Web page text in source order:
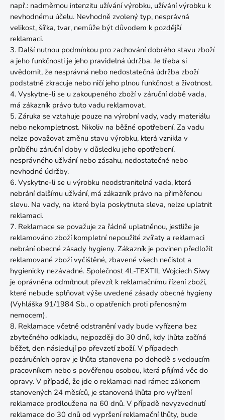
např.: nadměrnou intenzitu užívání výrobku, užívání výrobku k
nevhodnému účelu. Nevhodně zvolený typ, nesprávná
velikost, šířka, tvar, nemůže být důvodem k pozdější
reklamaci.
3. Další nutnou podmínkou pro zachování dobrého stavu zboží
a jeho funkčnosti je jeho pravidelná údržba. Je třeba si
uvědomit, že nesprávná nebo nedostatečná údržba zboží
podstatně zkracuje nebo ničí jeho plnou funkčnost a životnost.
4. Vyskytne-li se u zakoupeného zboží v záruční době vada,
má zákazník právo tuto vadu reklamovat.
5. Záruka se vztahuje pouze na výrobní vady, vady materiálu
nebo nekompletnost. Nikoliv na běžné opotřebení. Za vadu
nelze považovat změnu stavu výrobku, která vznikla v
průběhu záruční doby v důsledku jeho opotřebení,
nesprávného užívání nebo zásahu, nedostatečné nebo
nevhodné údržby.
6. Vyskytne-li se u výrobku neodstranitelná vada, která
nebrání dalšímu užívání, má zákazník právo na přiměřenou
slevu. Na vady, na které byla poskytnuta sleva, nelze uplatnit
reklamaci.
7. Reklamace se považuje za řádně uplatněnou, jestliže je
reklamováno zboží kompletní nepoužité zvířaty a reklamaci
nebrání obecné zásady hygieny. Zákazník je povinen předložit
reklamované zboží vyčištěné, zbavené všech nečistot a
hygienicky nezávadné. Společnost 4L-TEXTIL Wojciech Siwy
je oprávněna odmítnout převzít k reklamačnímu řízení zboží,
které nebude splňovat výše uvedené zásady obecné hygieny
(Vyhláška 91/1984 Sb., o opatřeních proti přenosným
nemocem).
8. Reklamace včetně odstranění vady bude vyřízena bez
zbytečného odkladu, nejpozději do 30 dnů, kdy lhůta začíná
běžet, den následují po převzetí zboží. V případech
pozáručních oprav je lhůta stanovena po dohodě s vedoucím
pracovníkem nebo s pověřenou osobou, která přijímá věc do
opravy. V případě, že jde o reklamaci nad rámec zákonem
stanovených 24 měsíců, je stanovená lhůta pro vyřízení
reklamace prodloužena na 60 dnů. V případě nevyzvednutí
reklamace do 30 dnů od vypršení reklamační lhůty, bude